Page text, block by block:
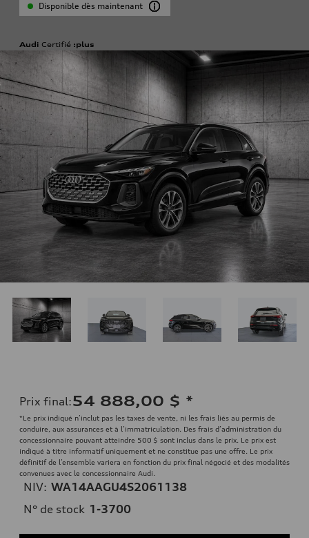
Disponible dès maintenant
Audi Certifié :plus
Prix final:54 888,00 $ *
*Le prix indiqué n’inclut pas les taxes de vente, ni les frais liés au permis de
conduire, aux assurances et à l’immatriculation. Des frais d’administration du
concessionnaire pouvant atteindre 500 $ sont inclus dans le prix. Le prix est
indiqué à titre informatif uniquement et ne constitue pas une offre. Le prix
définitif de l’ensemble variera en fonction du prix final négocié et des modalités
convenues avec le concessionnaire Audi.
NIV: WA14AAGU4S2061138
N° de stock 1-3700